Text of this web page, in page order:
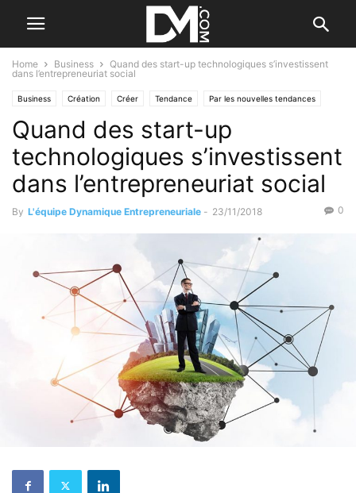
Home Business
Quand des start-up technologiques s’investissent
dans l’entrepreneuriat social
Business Création Créer Tendance Par les nouvelles tendances
Quand des start-up
technologiques s’investissent
dans l’entrepreneuriat social
By L'équipe Dynamique Entrepreneuriale - 23/11/2018 0